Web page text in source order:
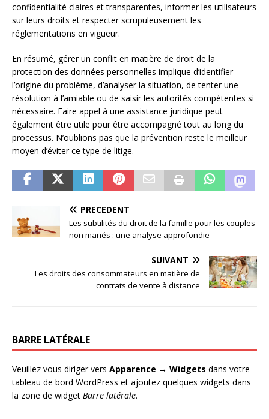
confidentialité claires et transparentes, informer les utilisateurs
sur leurs droits et respecter scrupuleusement les
réglementations en vigueur.
En résumé, gérer un conflit en matière de droit de la
protection des données personnelles implique d’identifier
l’origine du problème, d’analyser la situation, de tenter une
résolution à l’amiable ou de saisir les autorités compétentes si
nécessaire. Faire appel à une assistance juridique peut
également être utile pour être accompagné tout au long du
processus. N’oublions pas que la prévention reste le meilleur
moyen d’éviter ce type de litige.
PRÉCÉDENT
Les subtilités du droit de la famille pour les couples
non mariés : une analyse approfondie
SUIVANT
Les droits des consommateurs en matière de
contrats de vente à distance
BARRE LATÉRALE
Veuillez vous diriger vers Apparence → Widgets dans votre
tableau de bord WordPress et ajoutez quelques widgets dans
la zone de widget Barre latérale.